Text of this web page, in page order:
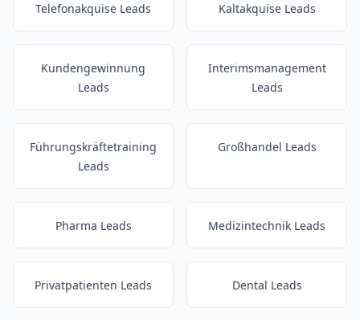
Telefonakquise Leads Kaltakquise Leads
Kundengewinnung
Leads
Interimsmanagement
Leads
Führungskräftetraining
Leads
Großhandel Leads
Pharma Leads Medizintechnik Leads
Privatpatienten Leads Dental Leads